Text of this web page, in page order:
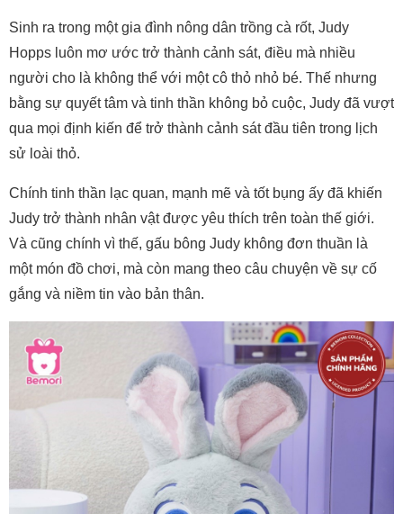
Sinh ra trong một gia đình nông dân trồng cà rốt, Judy
Hopps luôn mơ ước trở thành cảnh sát, điều mà nhiều
người cho là không thể với một cô thỏ nhỏ bé. Thế nhưng
bằng sự quyết tâm và tinh thần không bỏ cuộc, Judy đã vượt
qua mọi định kiến để trở thành cảnh sát đầu tiên trong lịch
sử loài thỏ.
Chính tinh thần lạc quan, mạnh mẽ và tốt bụng ấy đã khiến
Judy trở thành nhân vật được yêu thích trên toàn thế giới.
Và cũng chính vì thế, gấu bông Judy không đơn thuần là
một món đồ chơi, mà còn mang theo câu chuyện về sự cố
gắng và niềm tin vào bản thân.